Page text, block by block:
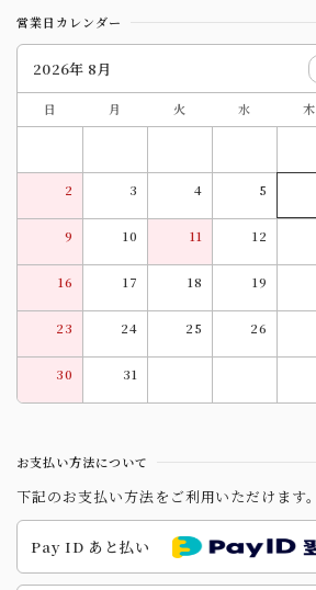
営業日カレンダー
2026年 8月
日 月 火 水 木
2 3 4 5
9 10 11 12
16 17 18 19
23 24 25 26
30 31
お支払い方法について
下記のお支払い方法をご利用いただけます。
Pay ID あと払い